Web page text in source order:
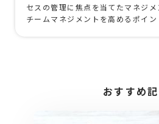
セスの管理に焦点を当てたマネジメ
チームマネジメントを高めるポイン
おすすめ